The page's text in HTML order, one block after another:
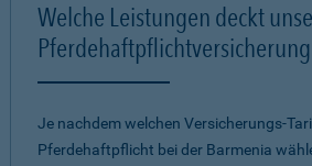
Welche Leistungen deckt
Je nachdem welchen Versicherungs-
Pferdehaftpflicht bei der Barmenia